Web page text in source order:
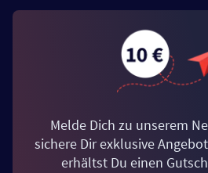
Melde Dich zu unserem
sichere Dir exklusive
erhältst Du einen